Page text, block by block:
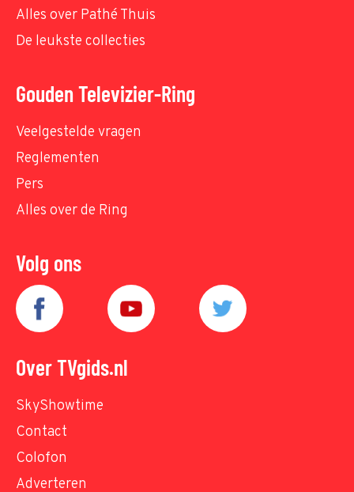
Alles over Pathé Thuis
De leukste collecties
Gouden Televizier-Ring
Veelgestelde vragen
Reglementen
Pers
Alles over de Ring
Volg ons
Over TVgids.nl
SkyShowtime
Contact
Colofon
Adverteren